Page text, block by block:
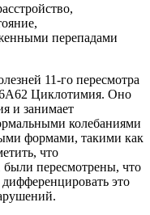
перепадами
11-го пересмотра
Циклотимия. Оно
и занимает
колебаниями
формами, такими как
что
пересмотрены, что
это